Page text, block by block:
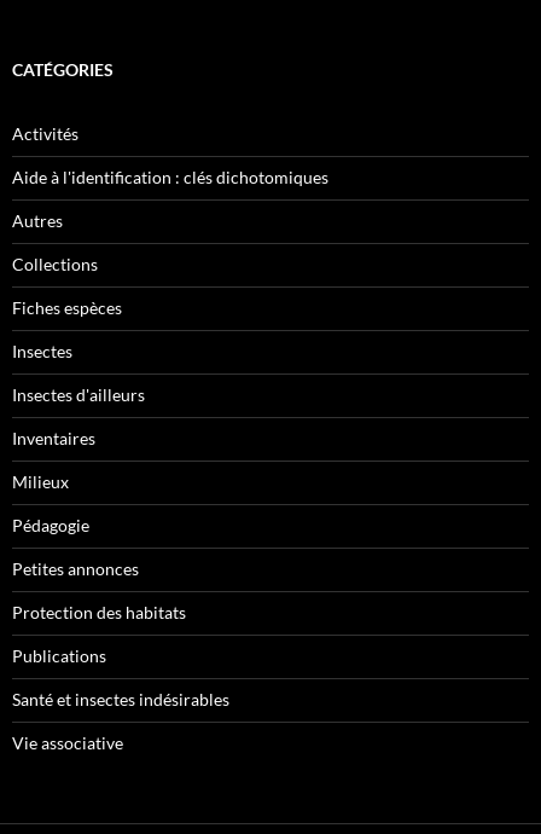
CATÉGORIES
Activités
Aide à l'identification : clés dichotomiques
Autres
Collections
Fiches espèces
Insectes
Insectes d'ailleurs
Inventaires
Milieux
Pédagogie
Petites annonces
Protection des habitats
Publications
Santé et insectes indésirables
Vie associative